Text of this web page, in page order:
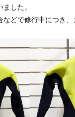
した。
などで修行中につき